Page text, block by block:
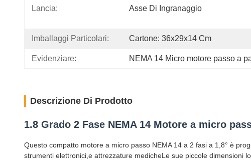
Lancia: Asse Di Ingranaggio
Imballaggi Particolari: Cartone: 36x29x14 Cm
Evidenziare: NEMA 14 Micro motore passo a
Descrizione Di Prodotto
1.8 Grado 2 Fase NEMA 14 Motore a micro
Questo compatto motore a micro passo NEMA 14 a 2 fasi a 1,8° è
strumenti elettronici,e attrezzature medicheLe sue piccole dimensioni